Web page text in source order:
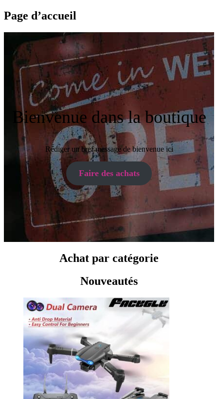
Page d’accueil
Bienvenue dans la boutique
Rédiger un bref message de bienvenue ici
Faire des achats
Achat par catégorie
Nouveautés